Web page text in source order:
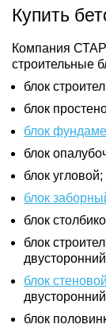
Купить
Компания
строительные
блок
блок
блок
блок
блок угловой;
блок
блок
блок
блок стеновой
блок